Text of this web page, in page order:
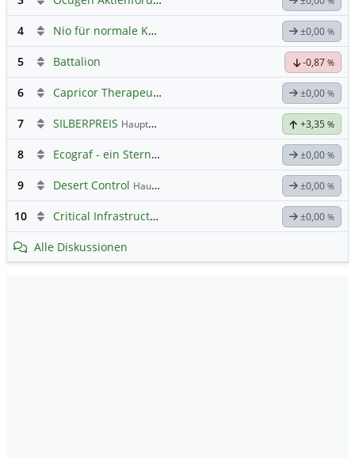
4 Nio für normale Kommunikation ±0,00 %
5 Battalion -0,87 %
6 Capricor Therapeutics ±0,00 %
7 SILBERPREIS Hauptdiskussion +3,35 %
8 Ecograf - ein Stern am Graphithimmel ±0,00 %
9 Desert Control Hauptdiskussion ±0,00 %
10 Critical Infrastructure Technologies Hauptdiskussion
±0,00 %
Alle Diskussionen